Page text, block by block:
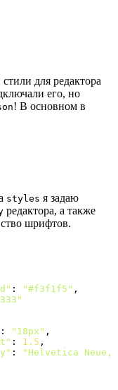
для редактора
его, но
! В основном в
styles я задаю
редактора, а также
шрифтов.
: "#f3f1f5" ,
: "18px" ,
: 1.5 ,
:
"Helvetica